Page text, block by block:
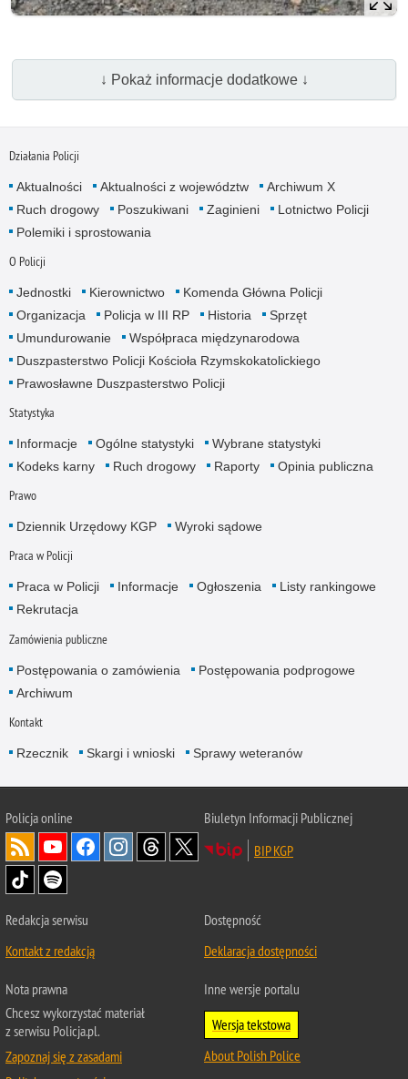
↓ Pokaż informacje dodatkowe ↓
Działania Policji
Aktualności Aktualności z województw
Archiwum X
Ruch drogowy
Poszukiwani Zaginieni
Lotnictwo Policji
Polemiki i sprostowania
O Policji
Jednostki Kierownictwo
Komenda Główna Policji
Organizacja
Policja w III RP Historia
Sprzęt
Umundurowanie
Współpraca międzynarodowa
Duszpasterstwo Policji Kościoła Rzymskokatolickiego
Prawosławne Duszpasterstwo Policji
Statystyka
Informacje Ogólne statystyki
Wybrane statystyki
Kodeks karny
Ruch drogowy Raporty Opinia publiczna
Prawo
Dziennik Urzędowy KGP Wyroki sądowe
Praca w Policji
Praca w Policji Informacje Ogłoszenia
Listy rankingowe
Rekrutacja
Zamówienia publiczne
Postępowania o zamówienia
Postępowania podprogowe
Archiwum
Kontakt
Rzecznik Skargi i wnioski Sprawy weteranów
Policjaonline
Biuletyn Informacji Publicznej
BIP KGP
Redakcja serwisu
Kontakt z redakcją
Dostępność
Deklaracja dostępności
Nota prawna
Chcesz wykorzystać materiał
z serwisu Policja.pl.
Zapoznaj się z zasadami
Inne wersje portalu
Wersja tekstowa
About Polish Police